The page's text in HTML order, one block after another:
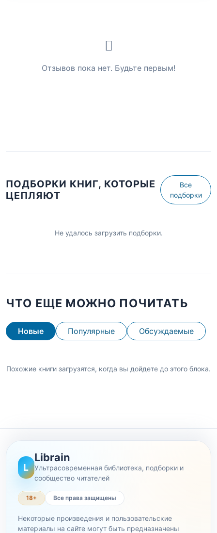
Отзывов пока нет. Будьте первым!
ПОДБОРКИ КНИГ, КОТОРЫЕ
ЦЕПЛЯЮТ
Все
подборки
Не удалось загрузить подборки.
ЧТО ЕЩЕ МОЖНО ПОЧИТАТЬ
Новые Популярные Обсуждаемые
Похожие книги загрузятся, когда вы дойдете до этого блока.
L
Librain
Ультрасовременная библиотека, подборки и
сообщество читателей
18+ Все права защищены
Некоторые произведения и пользовательские
материалы на сайте могут быть предназначены